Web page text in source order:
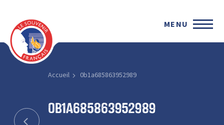
MENU
Accueil 0b1a685863952989
0b1a685863952989